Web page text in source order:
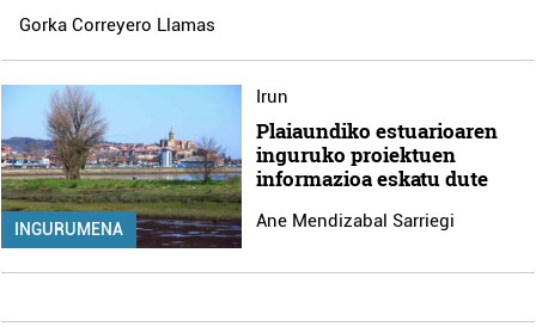
Gorka Correyero Llamas
INGURUMENA
Irun
Plaiaundiko estuarioaren
inguruko proiektuen
informazioa eskatu dute
Ane Mendizabal Sarriegi